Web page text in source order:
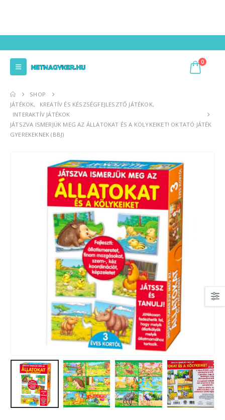
0
SHOP
JÁTÉKOK, KREATÍV ÉS KÉSZSÉGFEJLESZTŐ JÁTÉKOK,
INTERAKTÍV JÁTÉKOK
JÁTSZVA ISMERJÜK MEG AZ ÁLLATOKAT ÉS A KÖLYKEIKET! OKTATÓ JÁTÉK
GYEREKEKNEK (BBJ)